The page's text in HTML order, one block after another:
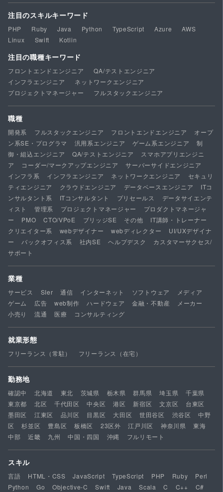
注目のスキルキーワード
PHP Ruby Java Python TypeScript Azure
AWS
Linux
Swift Kotlin
注目の職種キーワード
フロントエンドエンジニア
QA/テストエンジニア
インフラエンジニア
ネットワークエンジニア
プロジェクトマネージャー
フルスタックエンジニア
職種
開発系 フルスタックエンジニア フロントエンドエンジニア
オープ
ン系SE・プログラマ
汎用系エンジニア ゲーム系エンジニア
制
御・組込エンジニア
QA/テストエンジニア
スマホアプリエンジニ
ア
コーダー/マークアップエンジニア
サーバーサイドエンジニア
インフラ系
インフラエンジニア ネットワークエンジニア
セキュリ
ティエンジニア
クラウドエンジニア データベースエンジニア
ITコ
ンサルタント系
ITコンサルタント プリセールス
データサイエンテ
ィスト
管理系 プロジェクトマネージャー
プロダクトマネージャ
ー
PMO CTO/VPoE ブリッジSE その他
IT講師・トレーナー
クリエイター系
webデザイナー webディレクター
UI/UXデザイナ
ー
バックオフィス系 社内SE ヘルプデスク
カスタマーサクセス/
サポート
業種
サービス SIer 通信 インターネット ソフトウェア
メディア
ゲーム
広告 web制作 ハードウェア 金融・不動産
メーカー
小売り
流通 医療 コンサルティング
就業形態
フリーランス（常駐） フリーランス（在宅）
勤務地
確認中 北海道 東北 茨城県 栃木県 群馬県 埼玉県
千葉県
東京都
北区 千代田区 中央区 港区 新宿区 文京区
台東区
墨田区
江東区 品川区 目黒区 大田区 世田谷区 渋谷区
中野
区
杉並区 豊島区 板橋区 23区外 江戸川区 神奈川県
東海
中部
近畿 九州 中国・四国 沖縄 フルリモート
スキル
言語 HTML・CSS JavaScript TypeScript PHP Ruby
Perl
Python
Go Objective-C Swift Java Scala C C++
C#